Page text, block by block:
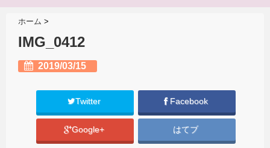
ホーム >
IMG_0412
2019/03/15
Twitter Facebook
Google+ はてブ